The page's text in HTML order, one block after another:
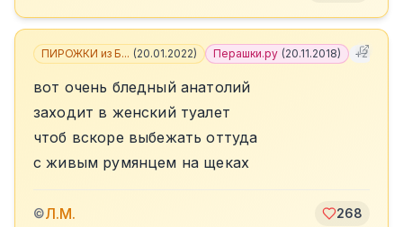
ПИРОЖКИ из Б... (20.01.2022) Перашки.ру (20.11.2018) +2
вот очень бледный анатолий
заходит в женский туалет
чтоб вскоре выбежать оттуда
с живым румянцем на щеках
©Л.М. 268